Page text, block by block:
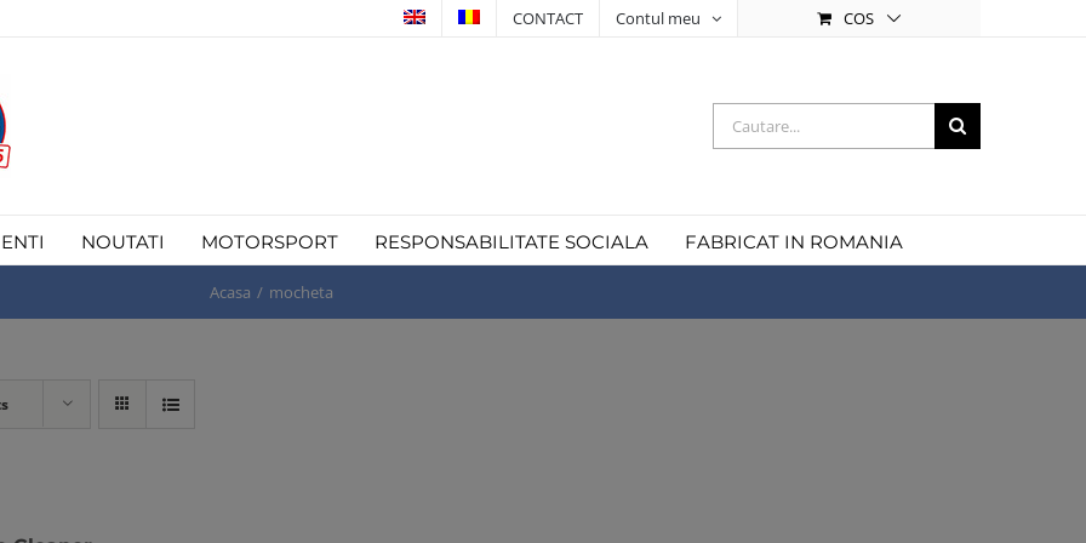
CONTACT Contul meu COS
Cautare...
NOUTATI MOTORSPORT RESPONSABILITATE SOCIALA FABRICAT IN ROMANIA
Acasa mocheta